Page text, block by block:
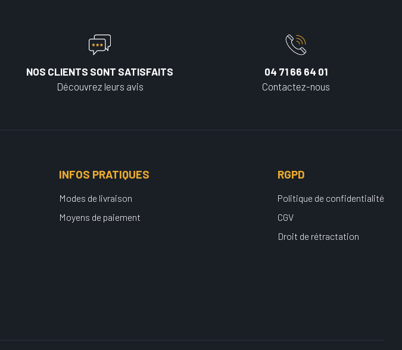
NOS CLIENTS SONT SATISFAITS
Découvrez leurs avis
04 71 66 64 01
Contactez-nous
INFOS PRATIQUES
Modes de livraison
Moyens de paiement
RGPD
Politique de confidentialité
CGV
Droit de rétractation